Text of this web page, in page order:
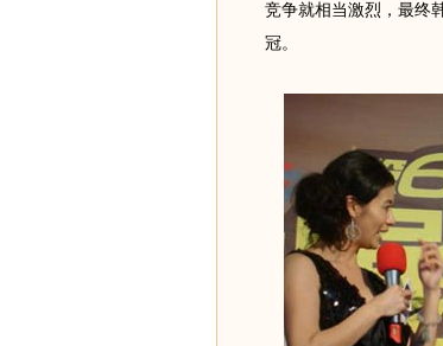
竞争就相当激烈，最终
冠。